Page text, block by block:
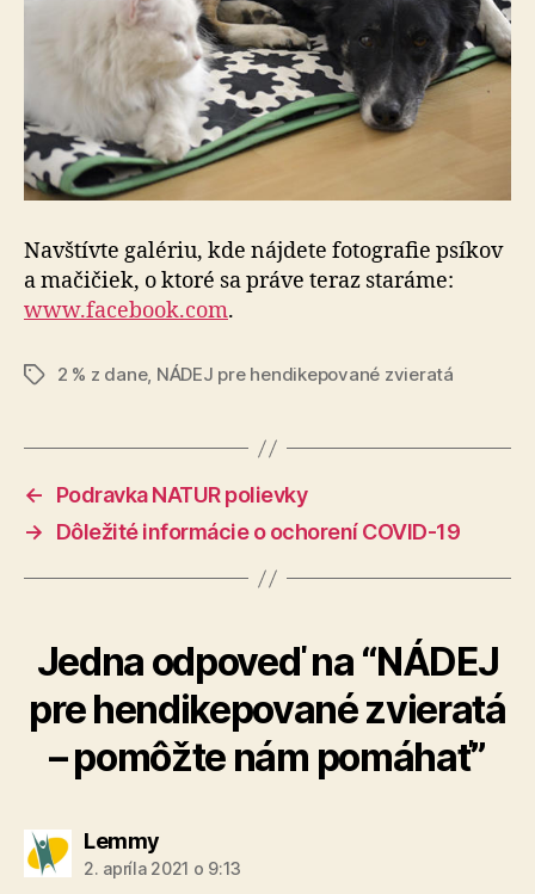
Navštívte galériu, kde nájdete fotografie psíkov
a mačičiek, o ktoré sa práve teraz staráme:
www.facebook.com.
Značky2 % z dane, NÁDEJ pre hendikepované zvieratá
←
Podravka NATUR polievky
→
Dôležité informácie o ochorení COVID-19
Jedna odpoveď na “NÁDEJ
pre hendikepované zvieratá
– pomôžte nám pomáhať”
Lemmyhovorí:
2. apríla 2021 o 9:13